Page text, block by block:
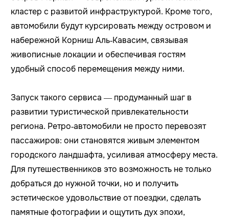
кластер с развитой инфраструктурой. Кроме того,
автомобили будут курсировать между островом и
набережной Корниш Аль‑Кавасим, связывая
живописные локации и обеспечивая гостям
удобный способ перемещения между ними.
Запуск такого сервиса — продуманный шаг в
развитии туристической привлекательности
региона. Ретро‑автомобили не просто перевозят
пассажиров: они становятся живым элементом
городского ландшафта, усиливая атмосферу места.
Для путешественников это возможность не только
добраться до нужной точки, но и получить
эстетическое удовольствие от поездки, сделать
памятные фотографии и ощутить дух эпохи,